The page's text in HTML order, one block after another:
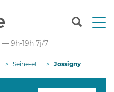
T
n
— 9h-19h 7j/7
Seine-et-Marne Jossigny